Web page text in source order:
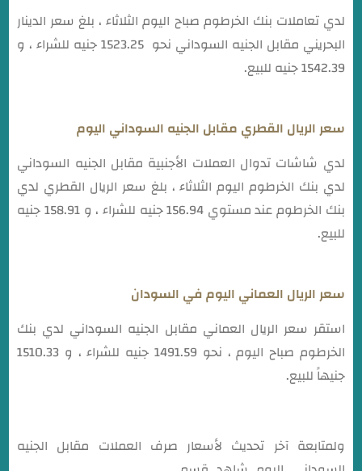
لدي تعاملات بنك الخرطوم صباح اليوم الثلاثاء ، بلغ سعر الدينار
البحريني مقابل الجنيه السوداني نحو 1523.25 جنيه للشراء ، و
1542.39 جنيه للبيع.
سعر الريال القطري مقابل الجنيه السوداني اليوم
لدي شاشات تدوال العملات الأجنبية مقابل الجنيه السوداني
لدي بنك الخرطوم اليوم الثلاثاء ، بلغ سعر الريال القطري لدي
بنك الخرطوم عند مستوي 156.94 جنيه للشراء ، و 158.91 جنيه
للبيع.
سعر الريال العماني اليوم في السودان
استقر سعر الريال العماني مقابل الجنيه السوداني لدي بنك
الخرطوم صباح اليوم ، نحو 1491.59 جنيه للشراء ، و 1510.33
جنيهاً للبيع.
ولمتابعة آخر تحديث لأسعار صرف العملات مقابل الجنيه